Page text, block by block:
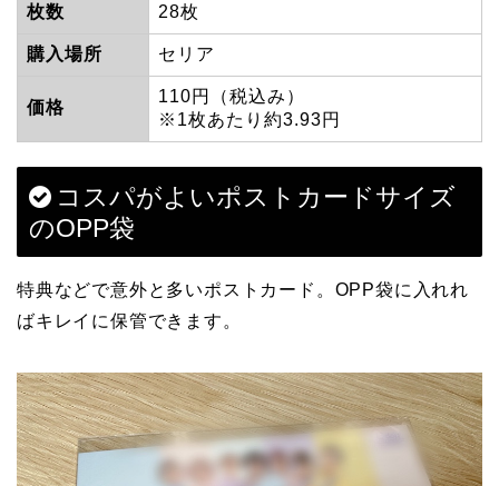
枚数 28枚
購入場所 セリア
価格
110円（税込み）
※1枚あたり約3.93円
コスパがよいポストカードサイズ
のOPP袋
特典などで意外と多いポストカード。OPP袋に入れれ
ばキレイに保管できます。